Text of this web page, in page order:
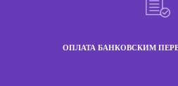
ОПЛАТА БАНКОВСКИМ